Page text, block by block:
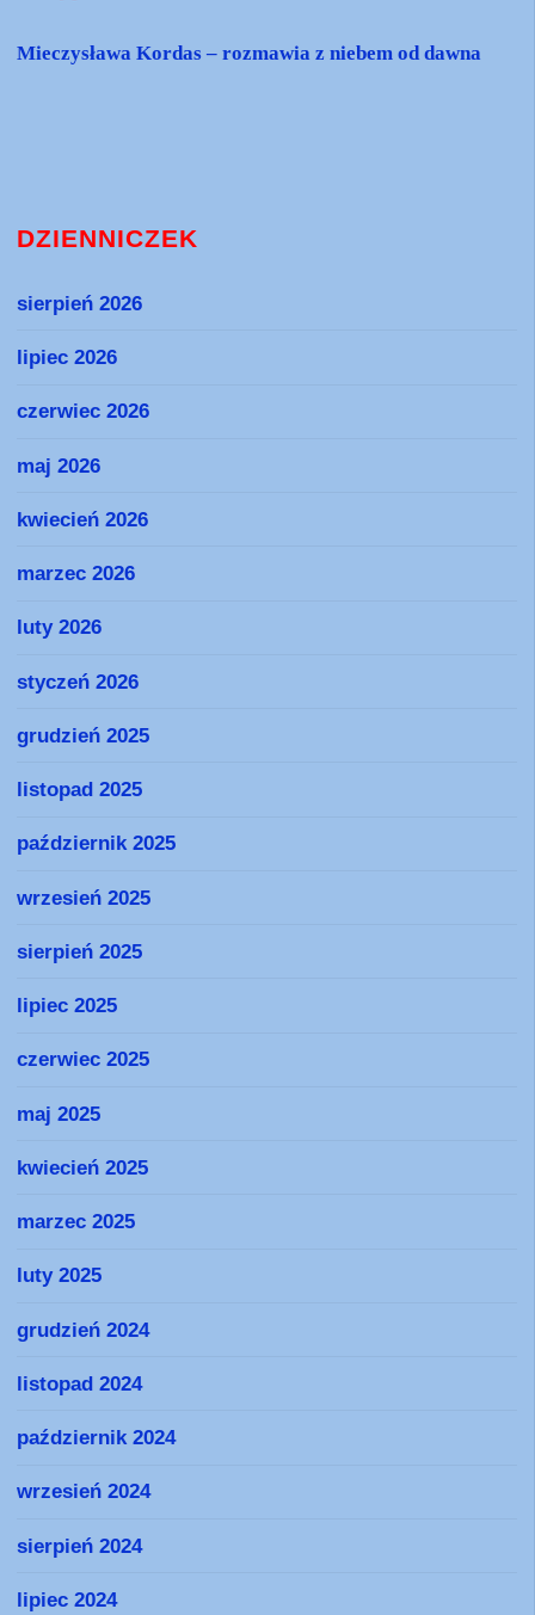
Mieczysława Kordas – rozmawia z niebem od dawna
DZIENNICZEK
sierpień 2026
lipiec 2026
czerwiec 2026
maj 2026
kwiecień 2026
marzec 2026
luty 2026
styczeń 2026
grudzień 2025
listopad 2025
październik 2025
wrzesień 2025
sierpień 2025
lipiec 2025
czerwiec 2025
maj 2025
kwiecień 2025
marzec 2025
luty 2025
grudzień 2024
listopad 2024
październik 2024
wrzesień 2024
sierpień 2024
lipiec 2024